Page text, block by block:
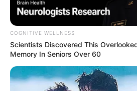
Fernanda Rezende
COGNITIVE WELLNESS
Scientists Discovered This
Memory In Seniors Over 60